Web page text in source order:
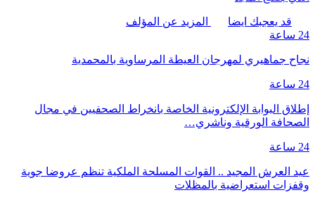
قد يعجبك ايضا
المزيد عن المؤلف
24 ساعة
نجاح جماهيري لمهرجان العيطة المرساوية بالمحمدية
24 ساعة
إطلاق البوابة الإلكترونية الخاصة بانخراط الصحفيين في مجال
الصحافة الورقية وناشري…
24 ساعة
عيد العرش المجيد .. القوات المسلحة الملكية تنظم عروضا جوية
وقفزات استعراضية بالمظلات